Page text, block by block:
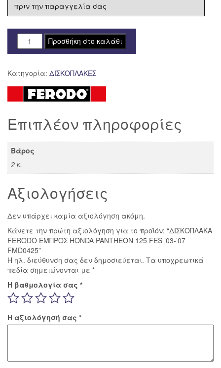
πριν την παραγγελία σας
ΔΙΣΚΟΠΛΑΚΑ
FERODO
HONDA
PANTHEON
125
'03-
FMD0425
ποσότητα
Προσθήκη στο καλάθι
Κατηγορία: ΔΙΣΚΟΠΛΑΚΕΣ
Επιπλέον πληροφορίες
Βάρος
2 κ.
Αξιολογήσεις
Δεν υπάρχει καμία αξιολόγηση ακόμη.
Κάνετε την πρώτη αξιολόγηση για το προϊόν: “ΔΙΣΚΟΠΛΑΚΑ
FERODO ΕΜΠΡΟΣ HONDA PANTHEON 125 FES ’03-’07
FMD0425”
Η ηλ. διεύθυνση σας δεν δημοσιεύεται. Τα υποχρεωτικά
πεδία σημειώνονται με *
Η βαθμολογία σας *
Η αξιολόγησή σας *